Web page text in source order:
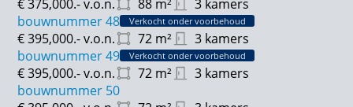
88 m² 3 kamers
€ 375,000.-v.o.n.
bouwnummer 48
Verkocht onder voorbehoud
72 m² 3 kamers
€ 395,000.-v.o.n.
bouwnummer 49
Verkocht onder voorbehoud
72 m² 3 kamers
€ 395,000.-v.o.n.
bouwnummer 50